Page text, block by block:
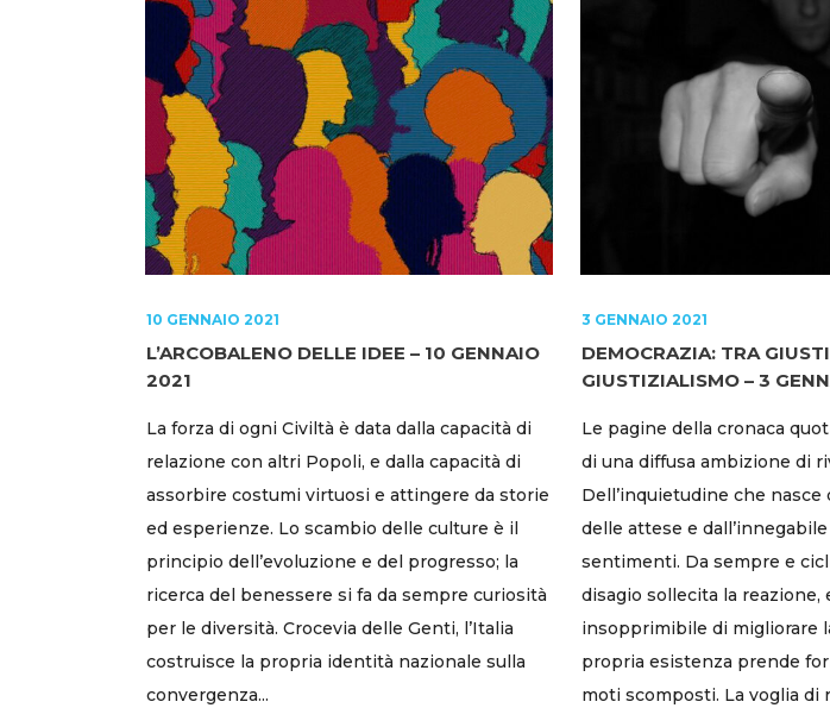
10 GENNAIO 2021
L’ARCOBALENO DELLE IDEE – 10 GENNAIO
2021
La forza di ogni Civiltà è data dalla capacità di
relazione con altri Popoli, e dalla capacità di
assorbire costumi virtuosi e attingere da storie
ed esperienze. Lo scambio delle culture è il
principio dell’evoluzione e del progresso; la
ricerca del benessere si fa da sempre curiosità
per le diversità. Crocevia delle Genti, l’Italia
costruisce la propria identità nazionale sulla
convergenza...
3 GENNAIO 2021
DEMOCRAZIA: TRA
GIUSTIZIALISMO – 3
Le pagine della cronaca
di una diffusa ambizione di
Dell’inquietudine che nasce
delle attese e
sentimenti. Da sempre e
disagio sollecita la reazione,
insopprimibile di migliorare
propria esistenza prende
moti scomposti. La voglia di